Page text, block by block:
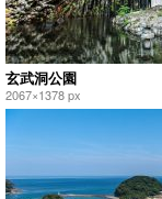
玄武洞公園
2067×1378 px